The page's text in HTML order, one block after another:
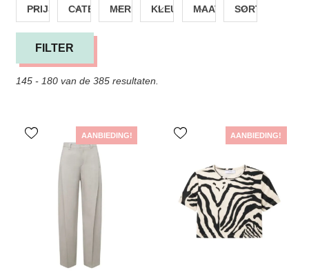
PRIJS CATEGORIE
MERK KLEUR MAAT SORTEREN
FILTER
145 - 180 van de 385 resultaten.
AANBIEDING! AANBIEDING!